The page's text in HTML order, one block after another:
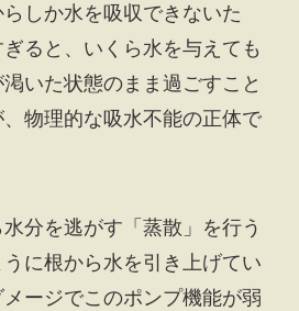
しか水を吸収できないた
ると、いくら水を与えても
いた状態のまま過ごすこと
物理的な吸水不能の正体で
分を逃がす「蒸散」を行う
に根から水を引き上げてい
ージでこのポンプ機能が弱